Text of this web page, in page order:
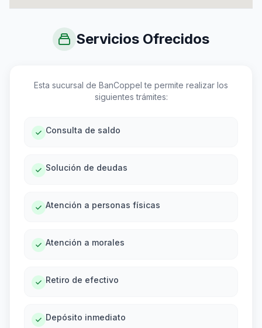
Servicios Ofrecidos
Esta sucursal de BanCoppel te permite realizar los
siguientes trámites:
Consulta de saldo
Solución de deudas
Atención a personas físicas
Atención a morales
Retiro de efectivo
Depósito inmediato